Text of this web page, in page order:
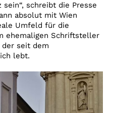
sein“, schreibt die Presse
absolut mit Wien
Umfeld für die
ehemaligen Schriftsteller
der seit dem
lebt.